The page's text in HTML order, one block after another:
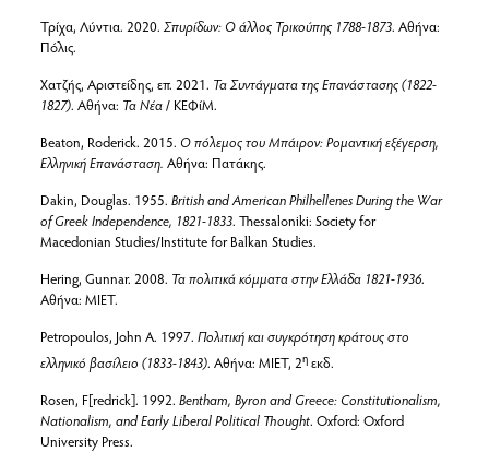
Τρίχα, Λύντια. 2020. Σπυρίδων: Ο άλλος Τρικούπης 1788-1873. Αθήνα:
Πόλις.
Χατζής, Αριστείδης, επ. 2021. Τα Συντάγματα της Επανάστασης (1822-
1827). Αθήνα: Τα Νέα/ ΚΕΦίΜ.
Beaton, Roderick. 2015. Ο πόλεμος του Μπάιρον: Ρομαντική εξέγερση,
Ελληνική Επανάσταση. Αθήνα: Πατάκης.
Dakin, Douglas. 1955. British and American Philhellenes During the War
of Greek Independence, 1821-1833. Thessaloniki: Society for
Macedonian Studies/Institute for Balkan Studies.
Hering, Gunnar. 2008. Τα πολιτικά κόμματα στην Ελλάδα 1821-1936.
Αθήνα: MIET.
Petropoulos, John A. 1997. Πολιτική και συγκρότηση κράτους στο
ελληνικό βασίλειο (1833-1843). Αθήνα: ΜΙΕΤ, 2ηεκδ.
Rosen, F[redrick]. 1992. Bentham, Byron and Greece: Constitutionalism,
Nationalism, and Early Liberal Political Thought. Oxford: Oxford
University Press.